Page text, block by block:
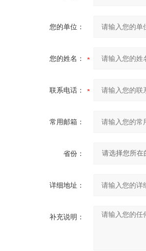
您的单位：
您的姓名：
联系电话：
常用邮箱：
省份：
详细地址：
补充说明：